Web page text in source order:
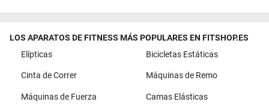
LOS APARATOS DE FITNESS MÁS POPULARES EN FITSHOP.ES
Elípticas
Bicicletas Estáticas
Cinta de Correr Máquinas de Remo
Máquinas de Fuerza Camas Elásticas